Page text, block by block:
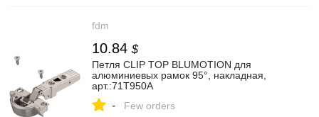
fdm
10.84 $
Петля CLIP TOP BLUMOTION для
алюминиевых рамок 95°, накладная,
арт.:71T950A
- Few orders